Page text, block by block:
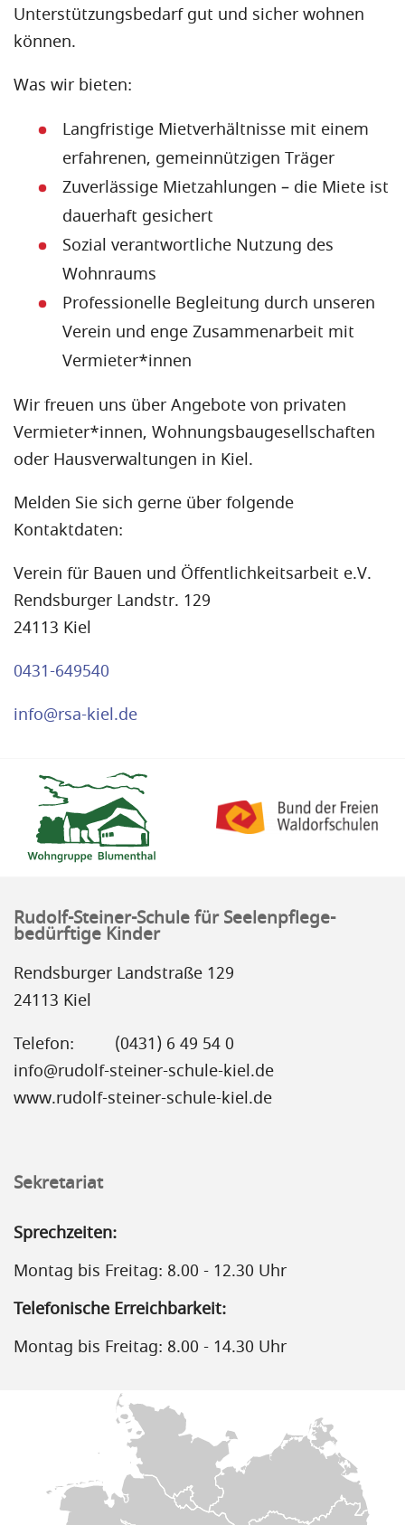
Unterstützungsbedarf gut und sicher wohnen
können.
Was wir bieten:
Langfristige Mietverhältnisse mit einem
erfahrenen, gemeinnützigen Träger
Zuverlässige Mietzahlungen – die Miete ist
dauerhaft gesichert
Sozial verantwortliche Nutzung des
Wohnraums
Professionelle Begleitung durch unseren
Verein und enge Zusammenarbeit mit
Vermieter*innen
Wir freuen uns über Angebote von privaten
Vermieter*innen, Wohnungsbaugesellschaften
oder Hausverwaltungen in Kiel.
Melden Sie sich gerne über folgende
Kontaktdaten:
Verein für Bauen und Öffentlichkeitsarbeit e.V.
Rendsburger Landstr. 129
24113 Kiel
0431-649540
info@rsa-kiel.de
Rudolf-Steiner-Schule für Seelenpflege-
bedürftige Kinder
Rendsburger Landstraße 129
24113 Kiel
Telefon:
(0431) 6 49 54 0
info@rudolf-steiner-schule-kiel.de
www.rudolf-steiner-schule-kiel.de
Sekretariat
Sprechzeiten:
Montag bis Freitag: 8.00 - 12.30 Uhr
Telefonische Erreichbarkeit:
Montag bis Freitag: 8.00 - 14.30 Uhr